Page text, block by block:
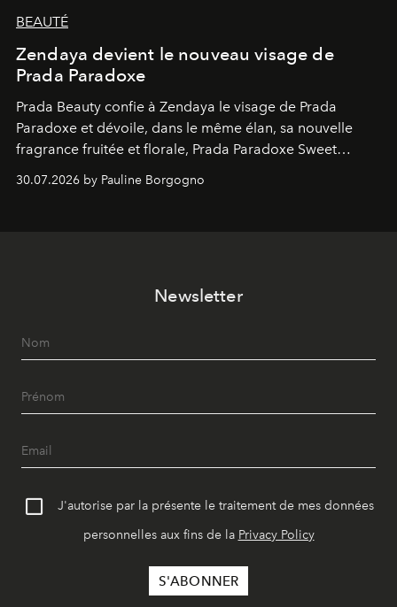
BEAUTÉ
Zendaya devient le nouveau visage de
Prada Paradoxe
Prada Beauty confie à Zendaya le visage de Prada
Paradoxe et dévoile, dans le même élan, sa nouvelle
fragrance fruitée et florale, Prada Paradoxe Sweet
Chemistry Eau de Parfum.
30.07.2026 by Pauline Borgogno
Newsletter
J'autorise par la présente le traitement de mes données
personnelles aux fins de la Privacy Policy